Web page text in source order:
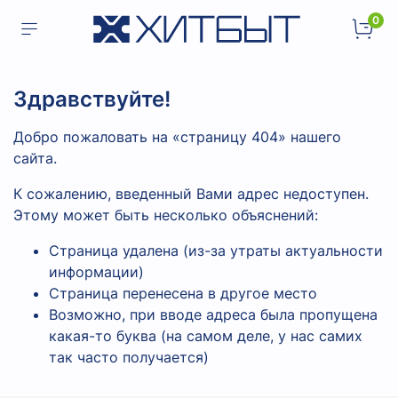
0
Здравствуйте!
Добро пожаловать на «страницу 404» нашего
сайта.
К сожалению, введенный Вами адрес недоступен.
Этому может быть несколько объяснений:
Страница удалена (из-за утраты актуальности
информации)
Страница перенесена в другое место
Возможно, при вводе адреса была пропущена
какая-то буква (на самом деле, у нас самих
так часто получается)